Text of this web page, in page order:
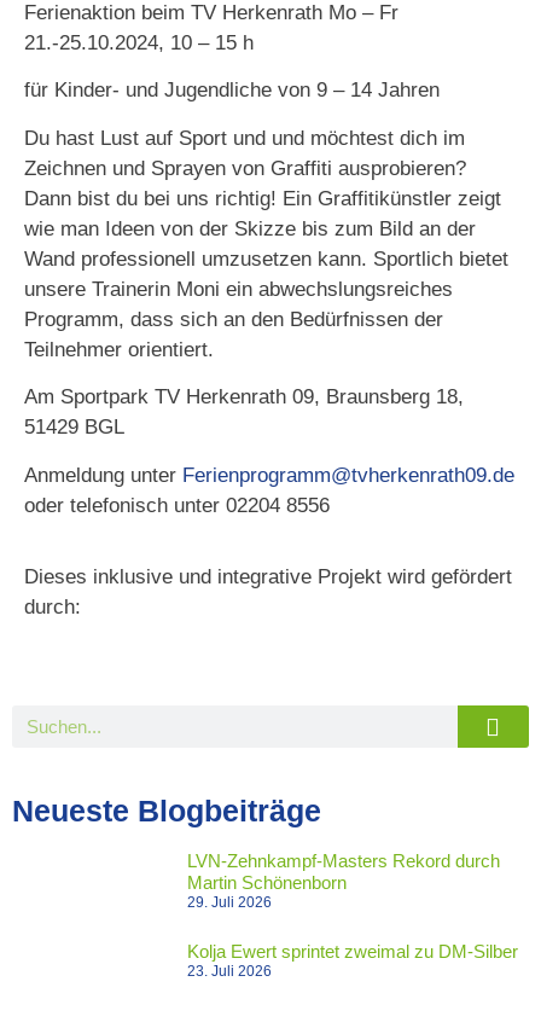
Ferienaktion beim TV Herkenrath Mo – Fr
21.-25.10.2024, 10 – 15 h
für Kinder- und Jugendliche von 9 – 14 Jahren
Du hast Lust auf Sport und und möchtest dich im
Zeichnen und Sprayen von Graffiti ausprobieren?
Dann bist du bei uns richtig! Ein Graffitikünstler zeigt
wie man Ideen von der Skizze bis zum Bild an der
Wand professionell umzusetzen kann. Sportlich bietet
unsere Trainerin Moni ein abwechslungsreiches
Programm, dass sich an den Bedürfnissen der
Teilnehmer orientiert.
Am Sportpark TV Herkenrath 09, Braunsberg 18,
51429 BGL
Anmeldung unter Ferienprogramm@tvherkenrath09.de
oder telefonisch unter 02204 8556
Dieses inklusive und integrative Projekt wird gefördert
durch:
Neueste Blogbeiträge
LVN-Zehnkampf-Masters Rekord durch
Martin Schönenborn
29. Juli 2026
Kolja Ewert sprintet zweimal zu DM-Silber
23. Juli 2026